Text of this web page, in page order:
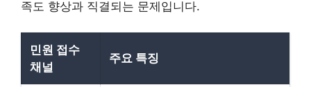
족도 향상과 직결되는 문제입니다.
민원 접수
채널
주요 특징